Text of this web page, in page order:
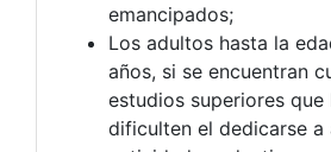
emancipados;
Los adultos hasta la
años, si se encuentran
estudios superiores que
dificulten el dedicarse a